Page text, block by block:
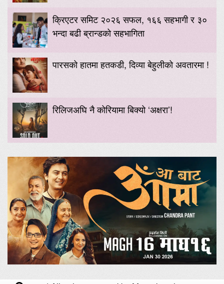
क्रिएटर समिट २०२६ सफल, १६६ सहभागी र ३०
भन्दा बढी ब्रान्डको सहभागिता
पारसको हातमा हतकडी, दिव्या बेहुलीको अवतारमा !
रिलिजअघि नै कोरियामा बिक्यो ‘अक्षरा’!